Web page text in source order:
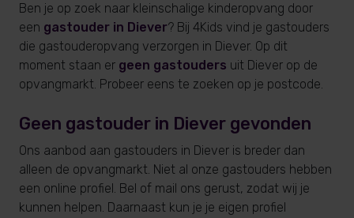
Ben je op zoek naar kleinschalige kinderopvang door
een gastouder in Diever? Bij 4Kids vind je gastouders
die gastouderopvang verzorgen in Diever. Op dit
moment staan er geen gastouders uit Diever op de
opvangmarkt. Probeer eens te zoeken op je postcode.
Geen gastouder in Diever gevonden
Ons aanbod aan gastouders in Diever is breder dan
alleen de opvangmarkt. Niet al onze gastouders hebben
een online profiel. Bel of mail ons gerust, zodat wij je
kunnen helpen. Daarnaast kun je je eigen profiel